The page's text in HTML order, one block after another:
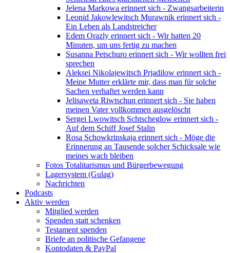
Jelena Markowa erinnert sich - Zwangsarbeiterin
Leonid Jakowlewitsch Murawnik erinnert sich -
Ein Leben als Landstreicher
Edem Orazly erinnert sich - Wir hatten 20
Minuten, um uns fertig zu machen
Susanna Petschuro erinnert sich - Wir wollten frei
sprechen
Aleksei Nikolajewitsch Prjadilow erinnert sich -
Meine Mutter erklärte mir, dass man für solche
Sachen verhaftet werden kann
Jelisaweta Riwtschun erinnert sich - Sie haben
meinen Vater vollkommen ausgelöscht
Sergei Lwowitsch Schtscheglow erinnert sich -
Auf dem Schiff Josef Stalin
Rosa Schowkrinskaja erinnert sich - Möge die
Erinnerung an Tausende solcher Schicksale wie
meines wach bleiben
Fotos Totalitarismus und Bürgerbewegung
Lagersystem (Gulag)
Nachrichten
Podcasts
Aktiv werden
Mitglied werden
Spenden statt schenken
Testament spenden
Briefe an politische Gefangene
Kontodaten & PayPal